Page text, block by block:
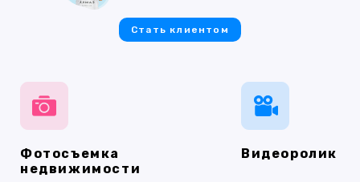
Фотосъемка
недвижимости
Видеоролик
Стать клиентом